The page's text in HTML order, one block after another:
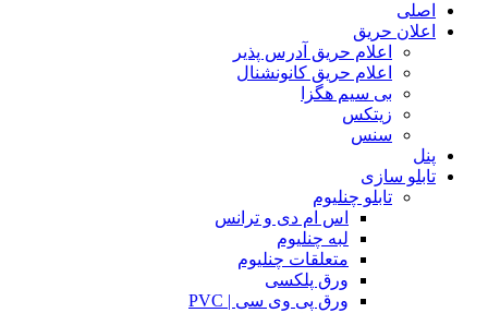
اصلی
اعلان حریق
اعلام حریق آدرس پذیر
اعلام حریق کانونشنال
بی سیم هگزا
زیتکس
سنس
پنل
تابلو سازی
تابلو چنلیوم
اس ام دی و ترانس
لبه چنلیوم
متعلقات چنلیوم
ورق پلکسی
ورق پی وی سی | PVC